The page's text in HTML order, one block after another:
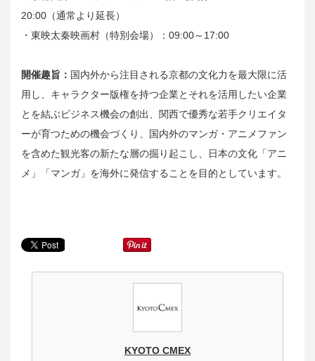
20:00（通常より延長）
・東映太秦映画村（特別会場）：09:00～17:00
開催趣旨： 国内外から注目される京都の文化力を最大限に活
用し、キャラクター版権を持つ企業とそれを活用したい企業
とを結ぶビジネス機会の創出、関西で優秀な若手クリエイタ
ーが育つための機会づくり、国内外のマンガ・アニメファン
を含めた観光客の新たな層の掘り起こし、日本の文化「アニ
メ」「マンガ」を海外に発信することを目的としています。
KYOTO CMEX